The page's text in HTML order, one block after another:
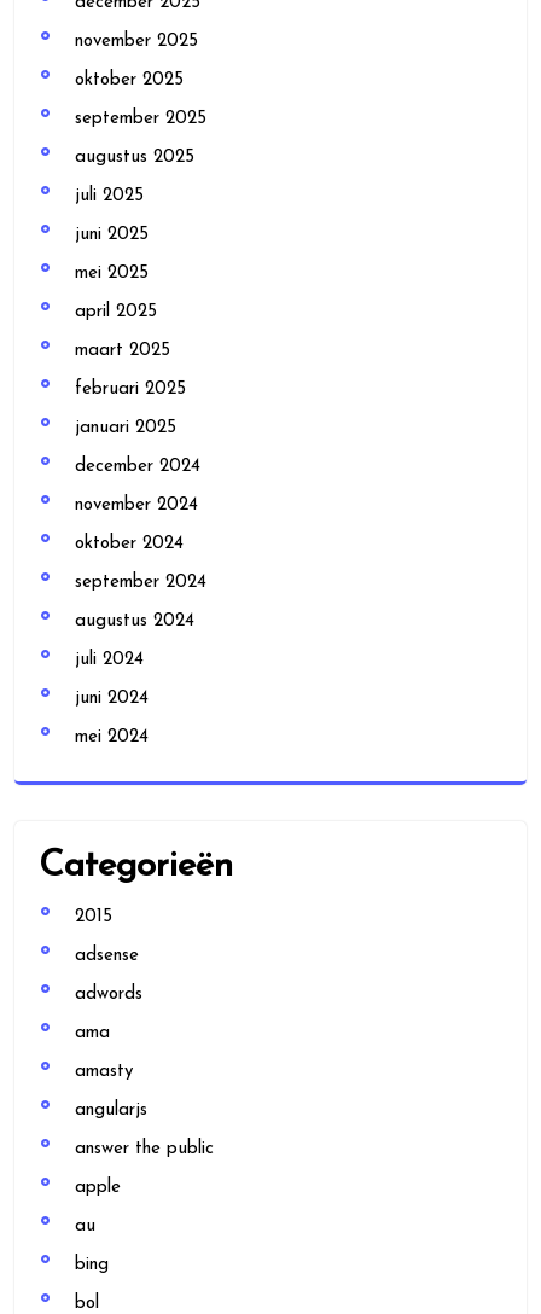
november 2025
oktober 2025
september 2025
augustus 2025
juli 2025
juni 2025
mei 2025
april 2025
maart 2025
februari 2025
januari 2025
december 2024
november 2024
oktober 2024
september 2024
augustus 2024
juli 2024
juni 2024
mei 2024
Categorieën
2015
adsense
adwords
ama
amasty
angularjs
answer the public
apple
au
bing
bol